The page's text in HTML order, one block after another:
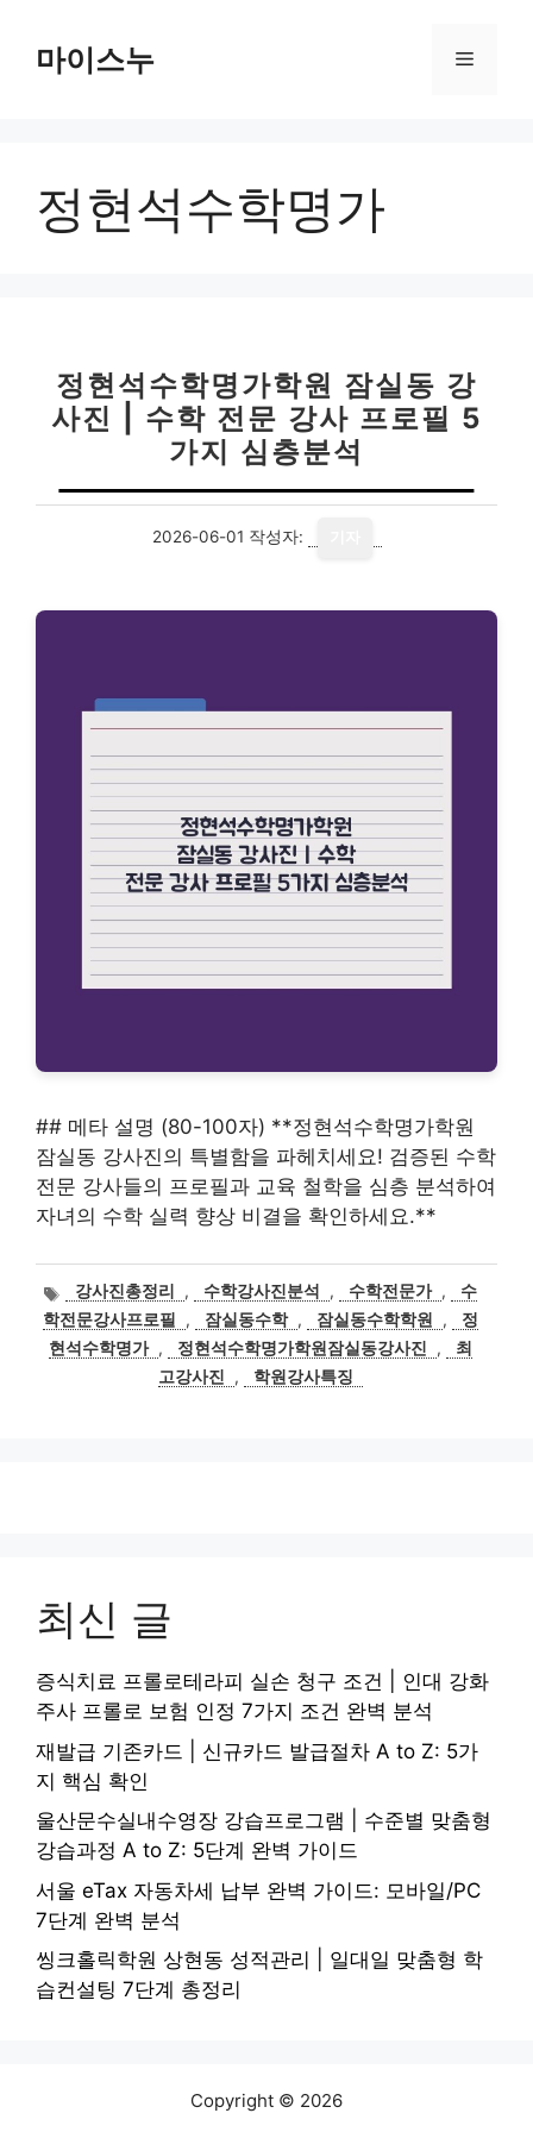
마이스누 메
정현석수학명가
정현석수학명가학원 잠실동 강
사진 | 수학 전문 강사 프로필 5
가지 심층분석
2026-06-01 작성자:
## 메타 설명 (80-100자) **정현석수학명가학원
잠실동 강사진의 특별함을 파헤치세요! 검증된 수학
전문 강사들의 프로필과 교육 철학을 심층 분석하여
자녀의 수학 실력 향상 비결을 확인하세요.**
태
그
강사진총정리 , 수학강사진분석 , 수학전문가 ,
수
학전문강사프로필
, 잠실동수학 , 잠실동수학학원 ,
정
현석수학명가 , 정현석수학명가학원잠실동강사진 ,
최
고강사진
, 학원강사특징
최신 글
증식치료 프롤로테라피 실손 청구 조건 | 인대 강화
주사 프롤로 보험 인정 7가지 조건 완벽 분석
재발급 기존카드 | 신규카드 발급절차 A to Z: 5가
지 핵심 확인
울산문수실내수영장 강습프로그램 | 수준별 맞춤형
강습과정 A to Z: 5단계 완벽 가이드
서울 eTax 자동차세 납부 완벽 가이드: 모바일/PC
7단계 완벽 분석
씽크홀릭학원 상현동 성적관리 | 일대일 맞춤형 학
습컨설팅 7단계 총정리
Copyright © 2026